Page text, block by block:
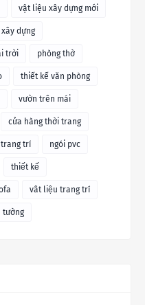
vật liệu xây dựng mới
dựng
trời phòng thờ
thiết kế văn phòng
vườn trên mái
cửa hàng thời trang
trang trí ngói pvc
thiết kế
vât liệu trang trí
tường